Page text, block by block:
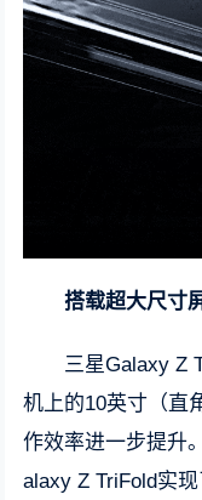
搭载超大尺寸
三星Galaxy Z
机上的10英寸（直
作效率进一步提升
alaxy Z TriFold实